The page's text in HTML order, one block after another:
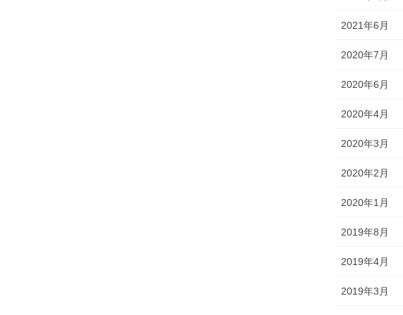
2021年6月
2020年7月
2020年6月
2020年4月
2020年3月
2020年2月
2020年1月
2019年8月
2019年4月
2019年3月